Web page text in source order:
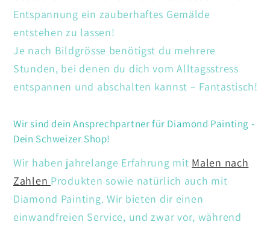
Entspannung ein zauberhaftes Gemälde
entstehen zu lassen!
Je nach Bildgrösse benötigst du mehrere
Stunden, bei denen du dich vom Alltagsstress
entspannen und abschalten kannst – Fantastisch!
Wir sind dein Ansprechpartner für Diamond Painting -
Dein Schweizer Shop!
Wir haben jahrelange Erfahrung mit Malen nach
Zahlen Produkten sowie natürlich auch mit
Diamond Painting. Wir bieten dir einen
einwandfreien Service, und zwar vor, während